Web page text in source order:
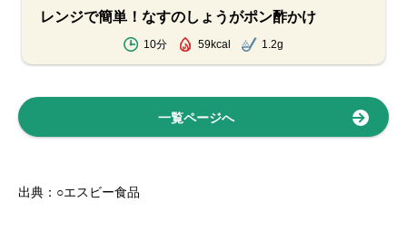
レンジで簡単！なすのしょうがポン酢かけ
10分 59kcal 1.2g
一覧ページへ
出典：○エスビー食品